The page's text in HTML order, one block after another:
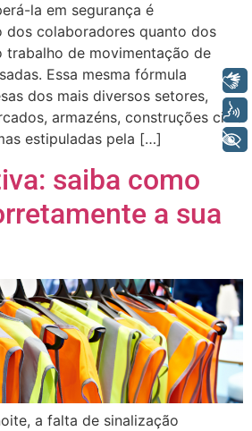
la em segurança é
dos colaboradores quanto dos
trabalho de movimentação de
Essa mesma fórmula
dos mais diversos setores,
armazéns, construções civis
estipuladas pela […]
saiba como
a sua
a falta de sinalização
Libras
Voz
+ Acessibilidade